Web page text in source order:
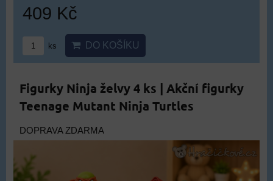
409 Kč
ks DO KOŠÍKU
Figurky Ninja želvy 4 ks | Akční figurky
Teenage Mutant Ninja Turtles
DOPRAVA ZDARMA